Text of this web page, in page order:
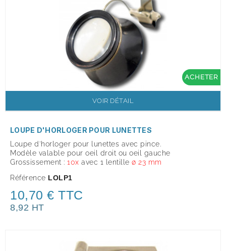
ACHETER
VOIR DÉTAIL
LOUPE D'HORLOGER POUR LUNETTES
Loupe d'horloger pour lunettes avec pince.
Modèle valable pour oeil droit ou oeil gauche
Grossissement : 10x avec 1 lentille ø 23 mm
Référence LOLP1
10,70 € TTC
8,92 HT